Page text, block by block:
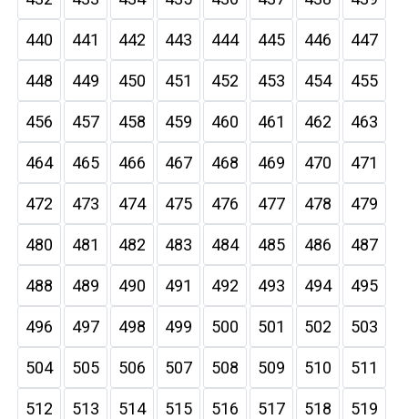
440 441 442 443 444 445 446 447
448 449 450 451 452 453 454 455
456 457 458 459 460 461 462 463
464 465 466 467 468 469 470 471
472 473 474 475 476 477 478 479
480 481 482 483 484 485 486 487
488 489 490 491 492 493 494 495
496 497 498 499 500 501 502 503
504 505 506 507 508 509 510 511
512 513 514 515 516 517 518 519